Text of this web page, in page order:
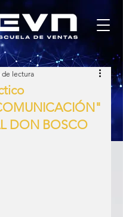
DON BOSCO
de lectura